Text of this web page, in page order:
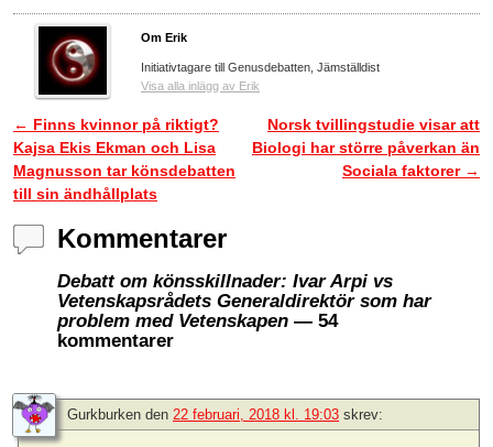
Om Erik
Initiativtagare till Genusdebatten, Jämställdist
Visa alla inlägg av Erik
Inläggsnavigering
← Finns kvinnor på riktigt?
Kajsa Ekis Ekman och Lisa
Magnusson tar könsdebatten
till sin ändhållplats
Norsk tvillingstudie visar att
Biologi har större påverkan än
Sociala faktorer →
Kommentarer
Debatt om könsskillnader: Ivar Arpi vs
Vetenskapsrådets Generaldirektör som har
problem med Vetenskapen — 54
kommentarer
Gurkburken den 22 februari, 2018 kl. 19:03 skrev: